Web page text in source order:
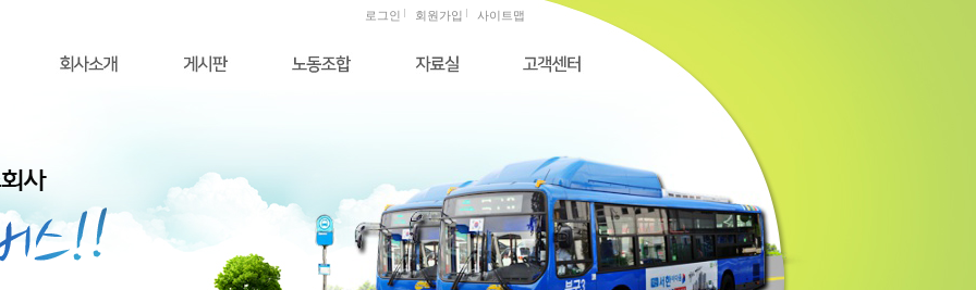
로그인 회원가입 사이트맵